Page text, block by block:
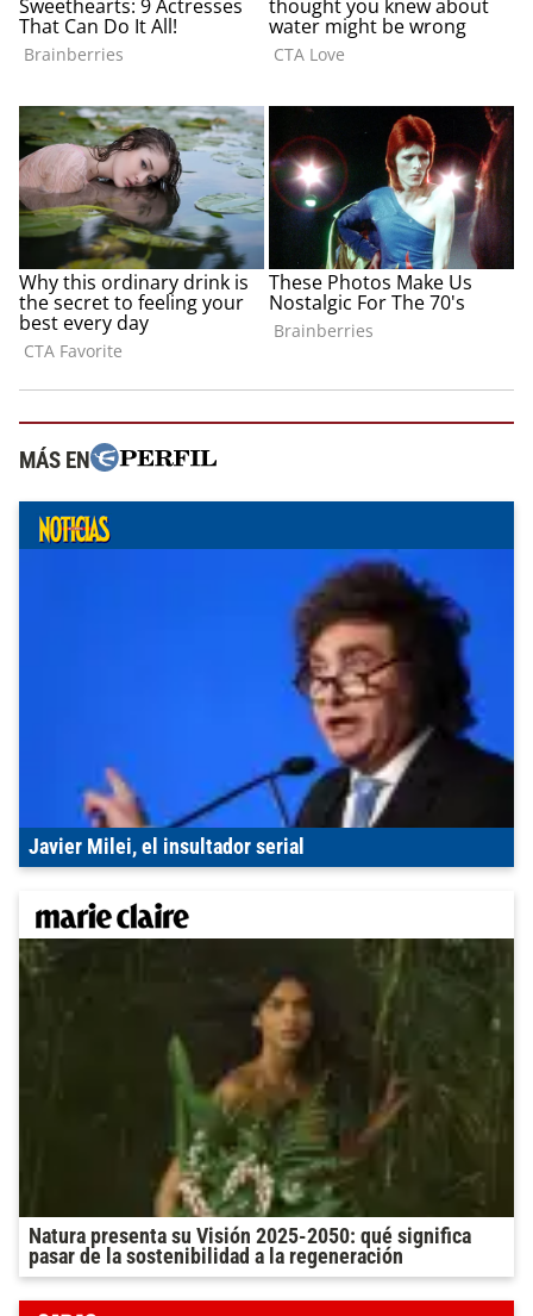
MÁS EN
Javier Milei, el insultador serial
Natura presenta su Visión 2025-2050: qué significa
pasar de la sostenibilidad a la regeneración